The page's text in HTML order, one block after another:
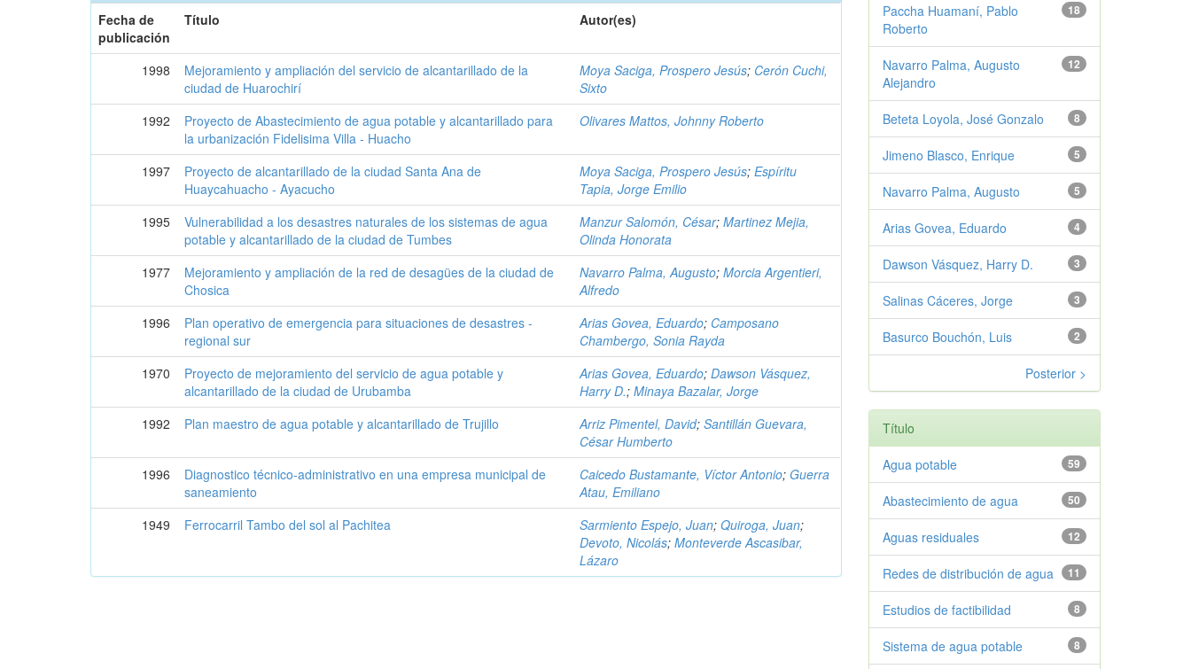
Fecha de
publicación
Título Autor(es)
1998
Mejoramiento y ampliación del servicio de alcantarillado de la
ciudad de Huarochirí
Moya Saciga, Prospero Jesús; Cerón Cuchi,
Sixto
1992
Proyecto de Abastecimiento de agua potable y alcantarillado para
la urbanización Fidelisima Villa - Huacho
Olivares Mattos, Johnny Roberto
1997
Proyecto de alcantarillado de la ciudad Santa Ana de
Huaycahuacho - Ayacucho
Moya Saciga, Prospero Jesús;Espíritu
Tapia, Jorge Emilio
1995
Vulnerabilidad a los desastres naturales de los sistemas de agua
potable y alcantarillado de la ciudad de Tumbes
Manzur Salomón, César;Martinez Mejia,
Olinda Honorata
1977
Mejoramiento y ampliación de la red de desagües de la ciudad de
Chosica
Navarro Palma, Augusto;Morcia Argentieri,
Alfredo
1996
Plan operativo de emergencia para situaciones de desastres -
regional sur
Arias Govea, Eduardo; Camposano
Chambergo, Sonia Rayda
1970
Proyecto de mejoramiento del servicio de agua potable y
alcantarillado de la ciudad de Urubamba
Arias Govea, Eduardo;Dawson Vásquez,
Harry D.;Minaya Bazalar, Jorge
1992
Plan maestro de agua potable y alcantarillado de Trujillo Arriz Pimentel, David;Santillán Guevara,
César Humberto
1996
Diagnostico técnico-administrativo en una empresa municipal de
saneamiento
Caicedo Bustamante, Víctor Antonio; Guerra
Atau, Emiliano
1949
Ferrocarril Tambo del sol al Pachitea Sarmiento Espejo, Juan;Quiroga, Juan;
Devoto, Nicolás;Monteverde Ascasibar,
Lázaro
18
Paccha Huamaní, Pablo
Roberto
12
Navarro Palma, Augusto
Alejandro
8
Beteta Loyola, José Gonzalo
5
Jimeno Blasco, Enrique
5
Navarro Palma, Augusto
4
Arias Govea, Eduardo
3
Dawson Vásquez, Harry D.
3
Salinas Cáceres, Jorge
2
Basurco Bouchón, Luis
Posterior >
Título
59
Agua potable
50
Abastecimiento de agua
12
Aguas residuales
11
Redes de distribución de agua
8
Estudios de factibilidad
8
Sistema de agua potable